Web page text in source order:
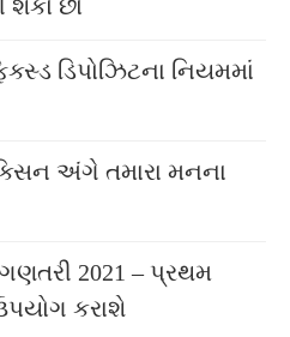
શકો છો
ડિપોઝિટના નિયમમાં
અંગે તમારા મનના
2021 – પ્રથમ
કરાશે